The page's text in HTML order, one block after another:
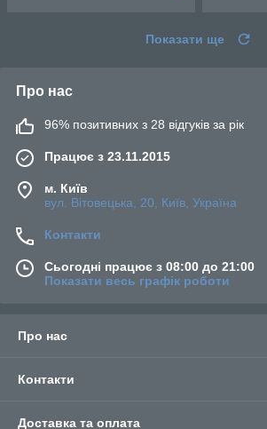
Показати ще
Про нас
96% позитивних з 28 відгуків за рік
Працює з 23.11.2015
м. Київ
вул. Вітовецька, 20, Київ, Україна
Контакти
Сьогодні працює з 08:00 до 21:00
Показати весь графік роботи
Про нас
Контакти
Доставка та оплата